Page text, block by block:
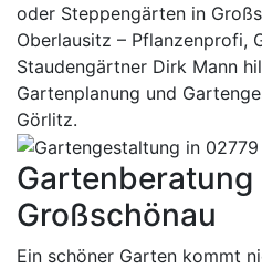
oder Steppengärten in
Oberlausitz – Pflanzenprofi,
Staudengärtner Dirk Mann
Gartenplanung und
Görlitz.
Gartenberatung
Großschönau
Ein schöner Garten kommt